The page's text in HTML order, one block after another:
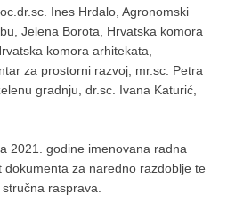
Ines Hrdalo, Agronomski
Jelena Borota, Hrvatska komora
komora arhitekata,
za prostorni razvoj, mr.sc. Petra
gradnju, dr.sc. Ivana Katurić,
2021. godine imenovana radna
za naredno razdoblje te
rasprava.